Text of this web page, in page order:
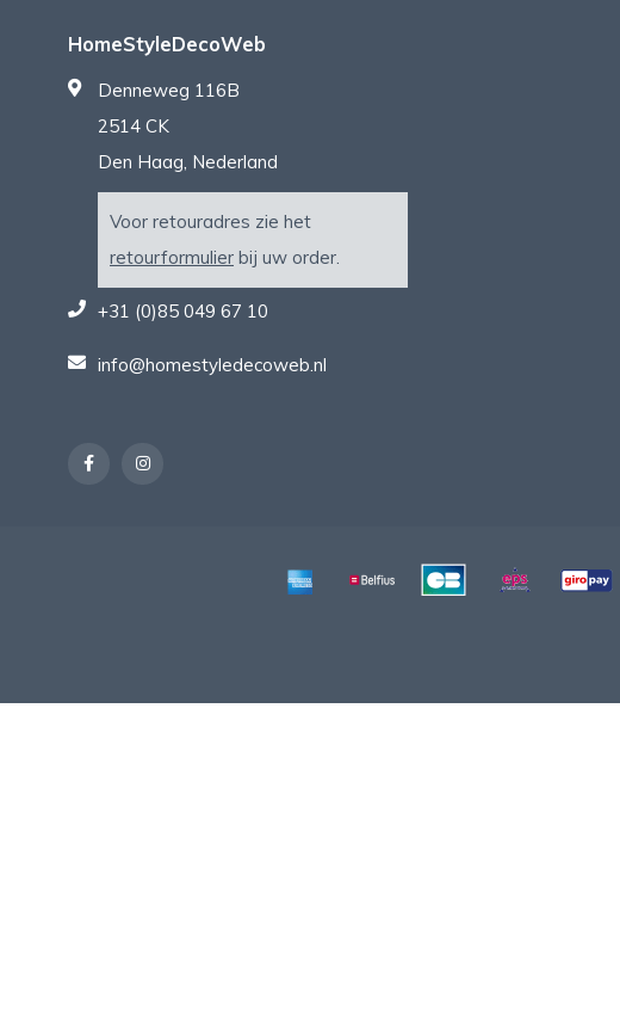
HomeStyleDecoWeb
Denneweg 116B
2514 CK
Den Haag, Nederland
Voor retouradres zie het
retourformulier bij uw order.
+31 (0)85 049 67 10
info@homestyledecoweb.nl